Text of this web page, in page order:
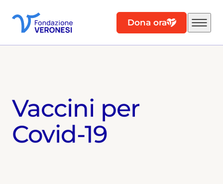
Dona ora
Vaccini per
Covid-19